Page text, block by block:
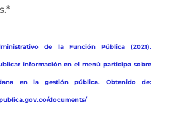
de la Función Pública (2021).
información en el menú participa sobre
en la gestión pública. Obtenido de:
documents/